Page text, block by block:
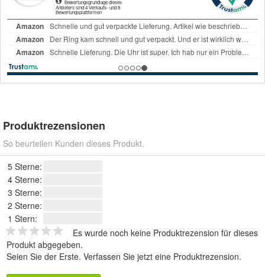
Produktrezensionen
So beurteilen Kunden dieses Produkt.
5 Sterne:
4 Sterne:
3 Sterne:
2 Sterne:
1 Stern:
Es wurde noch keine Produktrezension für dieses
Produkt abgegeben.
Seien Sie der Erste. Verfassen Sie jetzt eine Produktrezension.